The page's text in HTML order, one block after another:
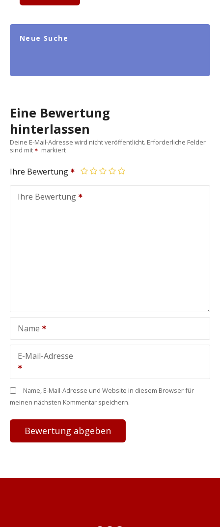
Neue Suche
Eine Bewertung
hinterlassen
Deine E-Mail-Adresse wird nicht veröffentlicht. Erforderliche Felder
sind mit
markiert
Ihre Bewertung
Ihre Bewertung
Name
E-Mail-Adresse
Name, E-Mail-Adresse und Website in diesem Browser für
meinen nächsten Kommentar speichern.